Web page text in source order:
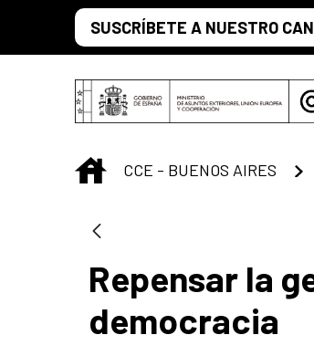
Saltar al contenido principal
SUSCRÍBETE A NUESTRO
INICIO
CCE - BUENOS AIRES
Repensar la
democracia